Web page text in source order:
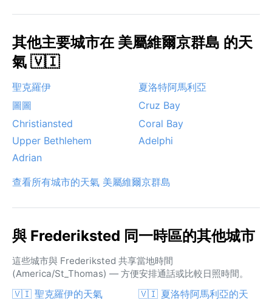
其他主要城市在 美屬維爾京群島 的天
氣 🇻🇮
聖克羅伊
夏洛特阿馬利亞
圖圖
Cruz Bay
Christiansted
Coral Bay
Upper Bethlehem
Adelphi
Adrian
查看所有城市的天氣 美屬維爾京群島
與 Frederiksted 同一時區的其他城市
這些城市與 Frederiksted 共享當地時間
(America/St_Thomas) — 方便安排通話或比較日照時間。
🇻🇮 聖克羅伊的天氣
🇻🇮 夏洛特阿馬利亞的天